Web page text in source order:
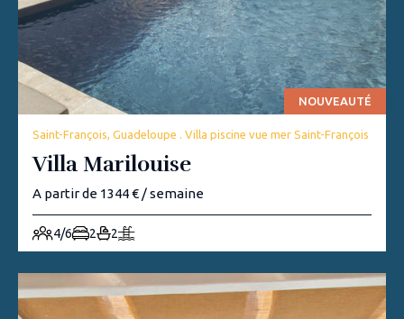
NOUVEAUTÉ
Saint-François, Guadeloupe . Villa piscine vue mer Saint-François
Villa Marilouise
A partir de 1344 € / semaine
4/6 2 2